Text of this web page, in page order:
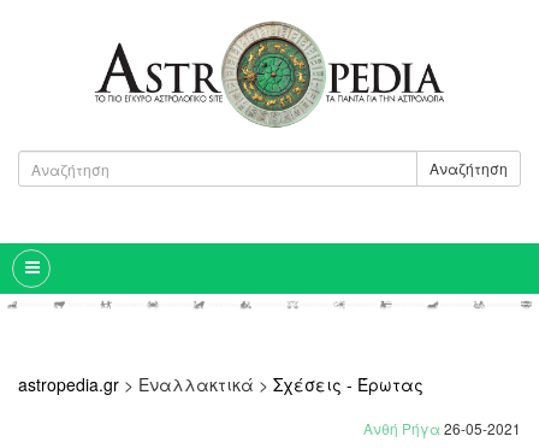
Αναζήτηση
astropedia.gr > Εναλλακτικά > Σχέσεις - Έρωτας
Ανθή Ρήγα 26-05-2021